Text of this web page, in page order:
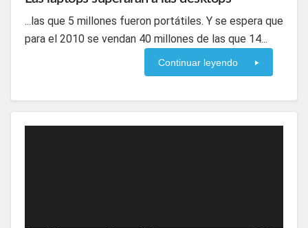
...las que 5 millones fueron portátiles. Y se espera que
para el 2010 se vendan 40 millones de las que 14...
Continuar leyendo